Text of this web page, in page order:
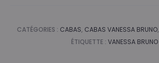
CATÉGORIES : CABAS, CABAS VANESSA BRUNO,
ÉTIQUETTE : VANESSA BRUNO